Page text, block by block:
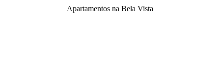
Apartamentos na Bela Vista